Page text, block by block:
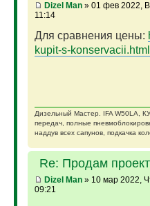
Dizel Man» 01 фев 2022,
11:14
Для сравнения цены:
kupit-s-konservacii.html
Дизельный Мастер. IFA W50LA,
передач, полные
наддув всех сапунов, подкачка
Re: Продам
Dizel Man» 10 мар 2022,
09:21